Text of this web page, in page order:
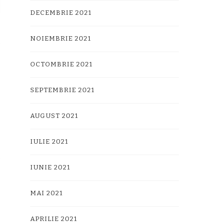
DECEMBRIE 2021
NOIEMBRIE 2021
OCTOMBRIE 2021
SEPTEMBRIE 2021
AUGUST 2021
IULIE 2021
IUNIE 2021
MAI 2021
APRILIE 2021